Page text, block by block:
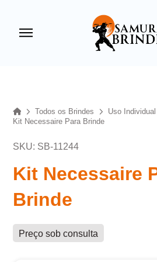
HomeTodos os Brindes
Uso Individual
Kit Necessaire Para Brinde
SKU: SB-11244
Kit Necessaire
Brinde
Preço sob consulta